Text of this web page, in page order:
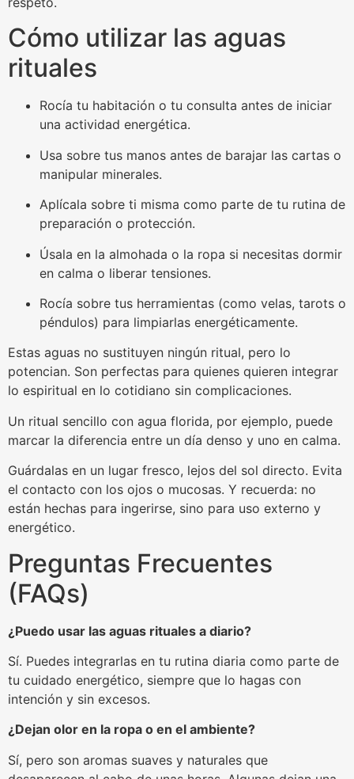
Cómo utilizar las aguas
rituales
Rocía tu habitación o tu consulta antes de iniciar
una actividad energética.
Usa sobre tus manos antes de barajar las cartas o
manipular minerales.
Aplícala sobre ti misma como parte de tu rutina de
preparación o protección.
Úsala en la almohada o la ropa si necesitas dormir
en calma o liberar tensiones.
Rocía sobre tus herramientas (como velas, tarots o
péndulos) para limpiarlas energéticamente.
Estas aguas no sustituyen ningún ritual, pero lo
potencian. Son perfectas para quienes quieren integrar
lo espiritual en lo cotidiano sin complicaciones.
Un ritual sencillo con agua florida, por ejemplo, puede
marcar la diferencia entre un día denso y uno en calma.
Guárdalas en un lugar fresco, lejos del sol directo. Evita
el contacto con los ojos o mucosas. Y recuerda: no
están hechas para ingerirse, sino para uso externo y
energético.
Preguntas Frecuentes
(FAQs)
¿Puedo usar las aguas rituales a diario?
Sí. Puedes integrarlas en tu rutina diaria como parte de
tu cuidado energético, siempre que lo hagas con
intención y sin excesos.
¿Dejan olor en la ropa o en el ambiente?
Sí, pero son aromas suaves y naturales que